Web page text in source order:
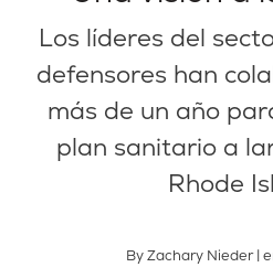
Los líderes del
defensores han
más de un año
plan sanitario a
Rhode
By Zachary Nieder |